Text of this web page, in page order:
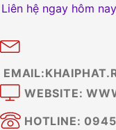
Liên hệ ngay hôm
WEBSITE:
HOTLINE: